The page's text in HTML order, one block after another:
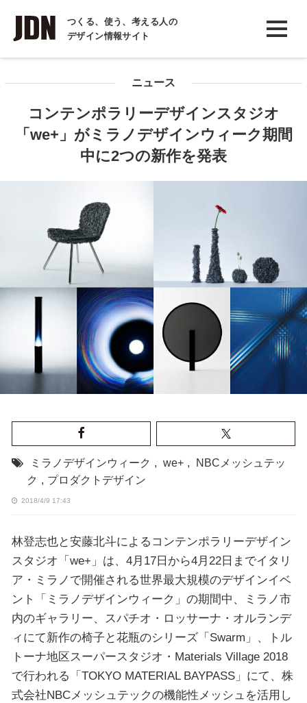
つくる、使う、考える人の
デザイン情報サイト
INTERVIEW
インタビュー
COLUMN
ニュース
コンテンポラリーデザインスタジオ
「we+」がミラノデザインウィーク期間
中に2つの新作を発表
ミラノデザインウィーク , we+ ,
NBCメッシュテッ
ク , プロダクトデザイン
2018/4/9 17:43
林登志也と安藤北斗によるコンテンポラリーデザイン
スタジオ「we+」は、4月17日から4月22日までイタリ
ア・ミラノで開催される世界最大規模のデザインイベ
ント「ミラノデザインウィーク」の期間中、ミラノ市
内のギャラリー、スパチオ・ロッサーナ・オルランデ
ィにて新作の椅子と花瓶のシリーズ「Swarm」、トル
トーナ地区スーパースタジオ・Materials Village 2018
で行われる「TOKYO MATERIAL BAYPASS」にて、株
式会社NBCメッシュテックの機能性メッシュを活用し